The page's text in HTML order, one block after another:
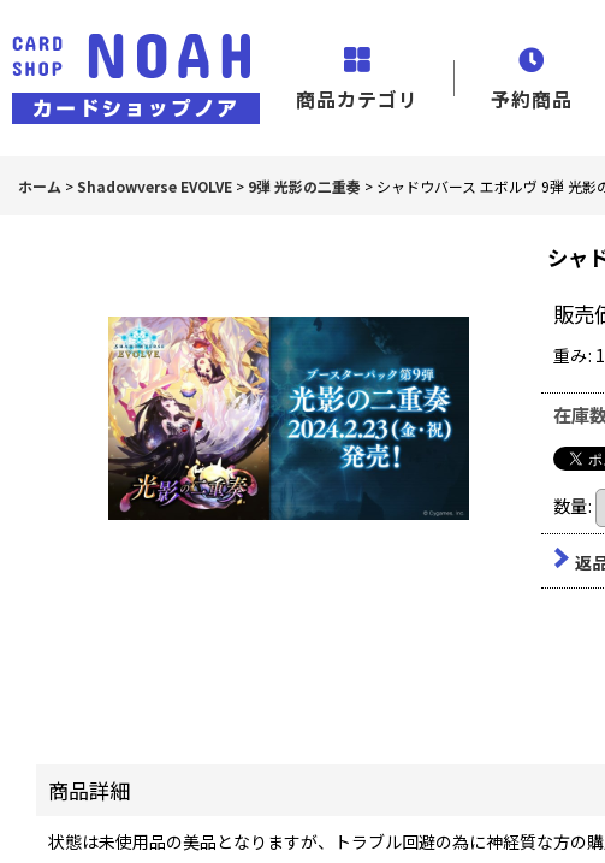
商品カテゴリ 予約商品
ホーム >Shadowverse EVOLVE > 9弾 光影の二重奏 > シャドウバース エボルヴ 9弾 光影
シャ
販売
重み:
在庫
数量:
返
商品詳細
状態は未使用品の美品となりますが、トラブル回避の為に神経質な方の購